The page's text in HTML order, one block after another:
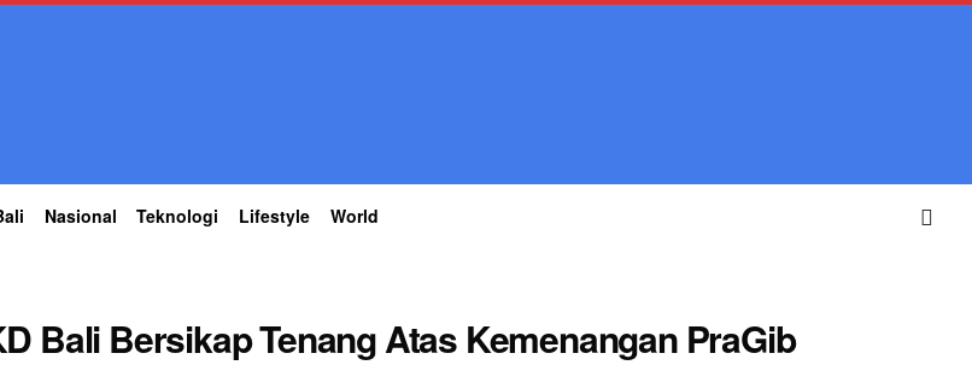
Nasional Teknologi Lifestyle World
Bali Bersikap Tenang Atas Kemenangan PraGib